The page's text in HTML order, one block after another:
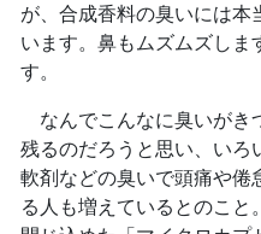
が、合成香料の臭いには本
います。鼻もムズムズしま
す。
なんでこんなに臭いがき
残るのだろうと思い、いろ
軟剤などの臭いで頭痛や倦
る人も増えているとのこ